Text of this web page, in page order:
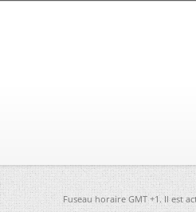
Fuseau horaire GMT +1. Il est